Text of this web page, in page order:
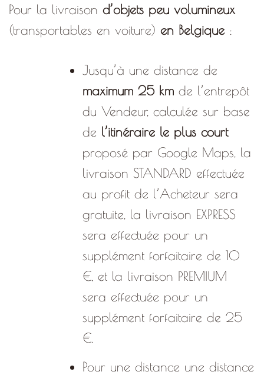
Pour la livraison d’objets peu volumineux
(transportables en voiture) en Belgique :
Jusqu’à une distance de
maximum 25 km de l’entrepôt
du Vendeur, calculée sur base
de l’itinéraire le plus court
proposé par Google Maps, la
livraison STANDARD effectuée
au profit de l’Acheteur sera
gratuite, la livraison EXPRESS
sera effectuée pour un
supplément forfaitaire de 10
€, et la livraison PREMIUM
sera effectuée pour un
supplément forfaitaire de 25
€.
Pour une distance une distance